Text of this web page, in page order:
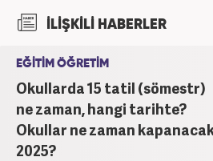
Gazetesi'nde çalıştı.
İLİŞKİLİ HABERLER
EĞİTİM ÖĞRETİM
Okullarda 15 tatil (sömestr)
ne zaman, hangi tarihte?
Okullar ne zaman
2025?